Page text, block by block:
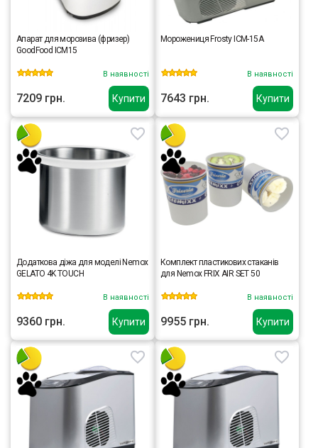
Купити
Апарат для морозива (фризер)
GoodFood ICM15
В наявності
7209 грн. Купити
Морожениця Frosty ICM-15A
В наявності
7643 грн.
Купити
Додаткова діжа для моделі Nemox
GELATO 4K TOUCH
В наявності
9360 грн. Купити
Комплект пластикових стаканів
для Nemox FRIX AIR SET 50
В наявності
9955 грн.